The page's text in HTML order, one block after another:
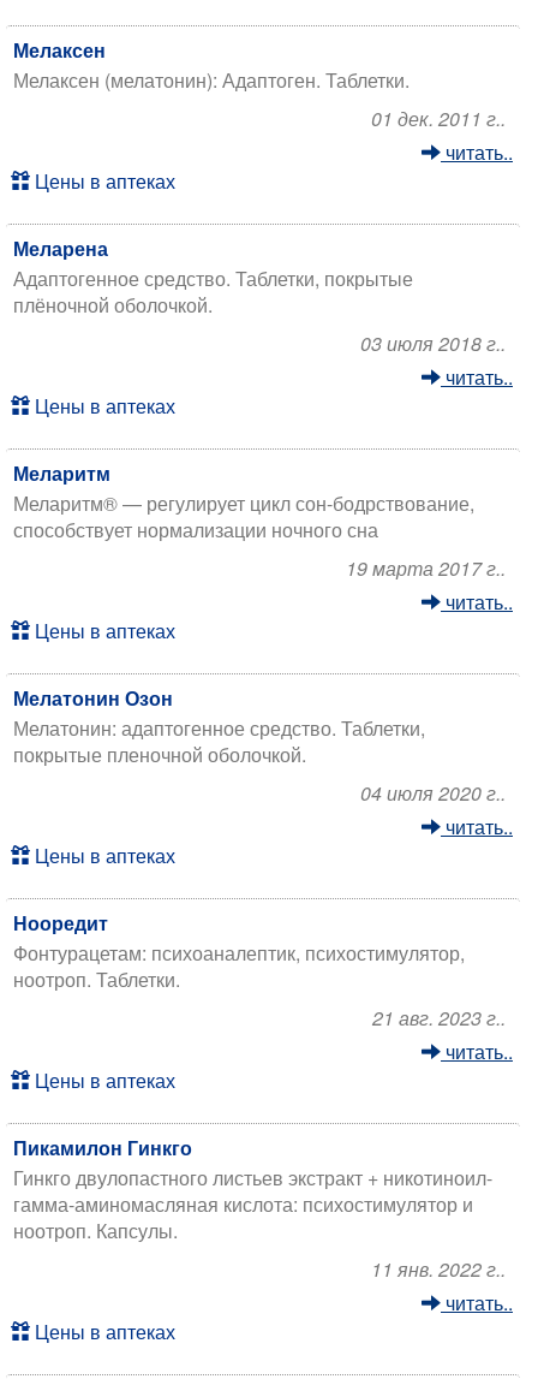
Мелаксен
Мелаксен (мелатонин): Адаптоген. Таблетки.
01 дек. 2011 г..
читать..
Цены в аптеках
Меларена
Адаптогенное средство. Таблетки, покрытые
плёночной оболочкой.
03 июля 2018 г..
читать..
Цены в аптеках
Меларитм
Меларитм® — регулирует цикл сон-бодрствование,
способствует нормализации ночного сна
19 марта 2017 г..
читать..
Цены в аптеках
Мелатонин Озон
Мелатонин: адаптогенное средство. Таблетки,
покрытые пленочной оболочкой.
04 июля 2020 г..
читать..
Цены в аптеках
Нооредит
Фонтурацетам: психоаналептик, психостимулятор,
ноотроп. Таблетки.
21 авг. 2023 г..
читать..
Цены в аптеках
Пикамилон Гинкго
Гинкго двулопастного листьев экстракт + никотиноил-
гамма-аминомасляная кислота: психостимулятор и
ноотроп. Капсулы.
11 янв. 2022 г..
читать..
Цены в аптеках